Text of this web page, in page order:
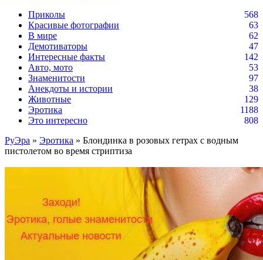
Приколы
568
Красивые фотографии
63
В мире
62
Демотиваторы
47
Интересные факты
142
Авто, мото
53
Знаменитости
97
Анекдоты и истории
38
Животные
129
Эротика
1188
Это интересно
808
РуЭра » Эротика » Блондинка в розовых гетрах с водным
пистолетом во время стриптиза